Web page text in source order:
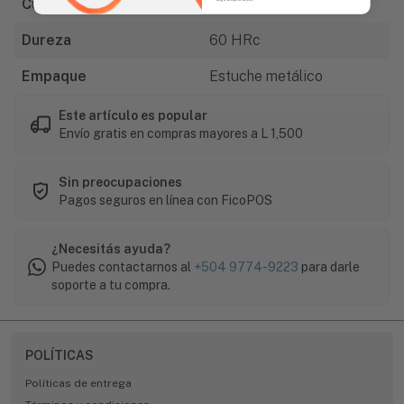
Cuadro mando 1/4" (6.3mm)
Dureza 60 HRc
Empaque Estuche metálico
Este artículo es popular
Envío gratis en compras mayores a L 1,500
Sin preocupaciones
Pagos seguros en línea con FicoPOS
¿Necesitás ayuda?
Puedes contactarnos al +504 9774-9223 para darle
soporte a tu compra.
POLÍTICAS
Políticas de entrega